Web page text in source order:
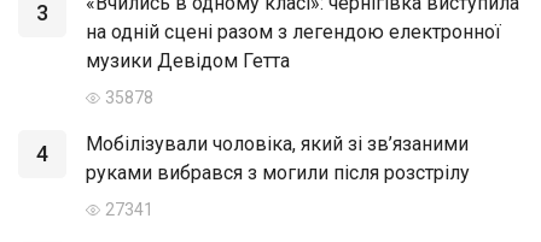
3
на одній сцені разом з легендою електронної
музики Девідом Гетта
35878
4
Мобілізували чоловіка, який зі зв’язаними
руками вибрався з могили після розстрілу
27341